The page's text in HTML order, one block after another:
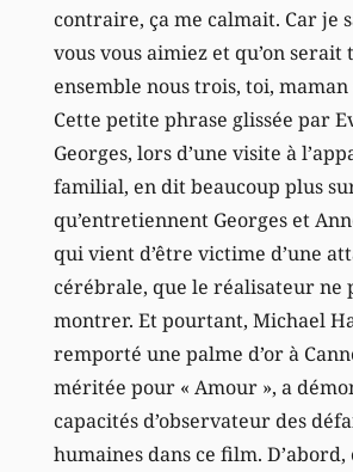
contraire, ça me calmait. Car je
vous vous aimiez et qu’on serait
ensemble nous trois, toi, maman
Cette petite phrase glissée par
Georges, lors d’une visite à
familial, en dit beaucoup plus
qu’entretiennent Georges et
qui vient d’être victime d’une
cérébrale, que le réalisateur ne
montrer. Et pourtant, Michael
remporté une palme d’or à
méritée pour « Amour », a
capacités d’observateur des
humaines dans ce film. D’abord,